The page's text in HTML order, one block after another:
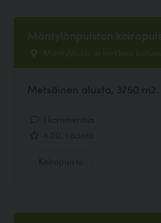
Mäntylänpuiston
Mäntylässä, ei tarkkaa
Metsäinen alusta, 3750 m2.